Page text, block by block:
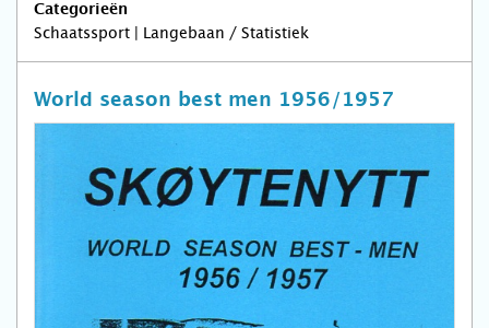
Categorieën
Schaatssport | Langebaan / Statistiek
World season best men 1956/1957